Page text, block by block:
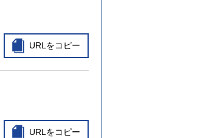
URLをコピー
URLをコピー